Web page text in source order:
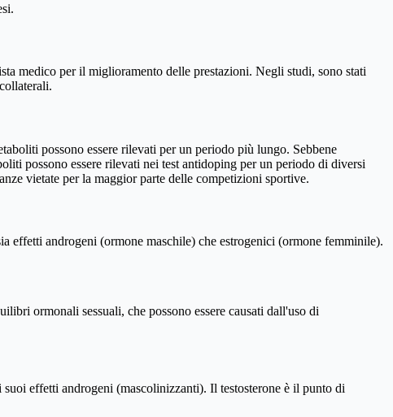
medico per il miglioramento delle prestazioni. Negli studi, sono stati
possono essere rilevati per un periodo più lungo. Sebbene
possono essere rilevati nei test antidoping per un periodo di diversi
vietate per la maggior parte delle competizioni sportive.
effetti androgeni (ormone maschile) che estrogenici (ormone femminile).
ormonali sessuali, che possono essere causati dall'uso di
effetti androgeni (mascolinizzanti). Il testosterone è il punto di